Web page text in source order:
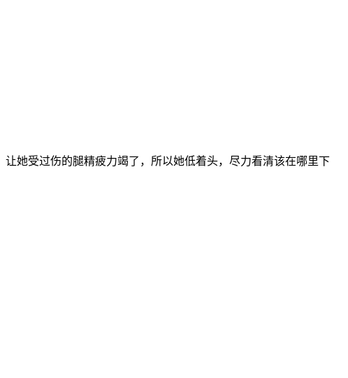
她受过伤的腿精疲力竭了，所以她低着头，尽力看清该在哪里下